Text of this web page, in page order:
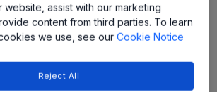
LED Driver with PWM Dimming
assist with our marketing
content from third parties. To learn
we use, see ourCookie Notice
Reject All